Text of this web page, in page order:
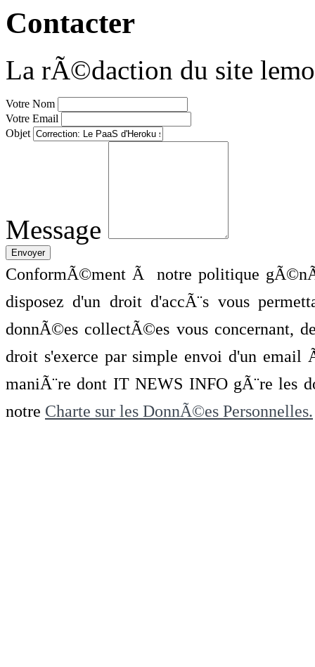
Contacter
La rÃ©daction du site
Votre Nom
Votre Email
Objet
Message
ConformÃ©ment Ã notre politique
disposez d'un droit d'accÃ¨s vous
donnÃ©es collectÃ©es vous concernant,
droit s'exerce par simple envoi d'un
maniÃ¨re dont IT NEWS INFO gÃ¨re les
notre Charte sur les DonnÃ©es Personnelles.